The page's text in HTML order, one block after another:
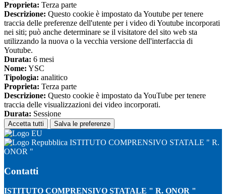
Proprieta: Terza parte
Descrizione: Questo cookie è impostato da Youtube per tenere
traccia delle preferenze dell'utente per i video di Youtube incorporati
nei siti; può anche determinare se il visitatore del sito web sta
utilizzando la nuova o la vecchia versione dell'interfaccia di
Youtube.
Durata: 6 mesi
Nome: YSC
Tipologia: analitico
Proprieta: Terza parte
Descrizione: Questo cookie è impostato da YouTube per tenere
traccia delle visualizzazioni dei video incorporati.
Durata: Sessione
Accetta tutti Salva le preferenze
ISTITUTO COMPRENSIVO STATALE " R.
ONOR "
Contatti
ISTITUTO COMPRENSIVO STATALE " R. ONOR "